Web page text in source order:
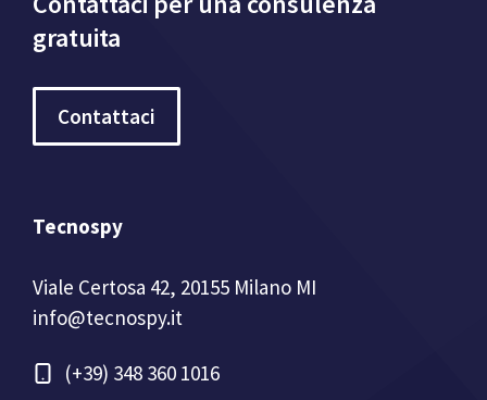
gratuita
Contattaci
Tecnospy
Viale Certosa 42, 20155 Milano MI
info@tecnospy.it
(+39) 348 360 1016